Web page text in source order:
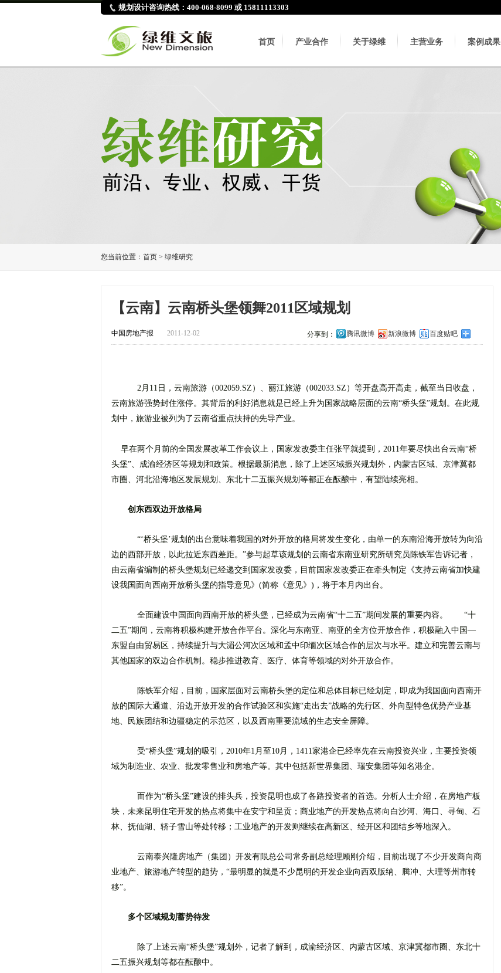
规划设计咨询热线：400-068-8099 或 15811113303
首页 产业合作 关于绿维 主营业务 案例成果
您当前位置： 首页 > 绿维研究
【云南】云南桥头堡领舞2011区域规划
中国房地产报 2011-12-02 分享到： 腾讯微博 新浪微博 百度贴吧
2月11日，云南旅游（002059.SZ）、丽江旅游（002033.SZ）等开盘高开高走，截至当日收盘，
云南旅游强势封住涨停。其背后的利好消息就是已经上升为国家战略层面的云南“桥头堡”规划。在此规
划中，旅游业被列为了云南省重点扶持的先导产业。
早在两个月前的全国发展改革工作会议上，国家发改委主任张平就提到，2011年要尽快出台云南“桥
头堡”、成渝经济区等规划和政策。根据最新消息，除了上述区域振兴规划外，内蒙古区域、京津冀都
市圈、河北沿海地区发展规划、东北十二五振兴规划等都正在酝酿中，有望陆续亮相。
创东西双边开放格局
“‘桥头堡’规划的出台意味着我国的对外开放的格局将发生变化，由单一的东南沿海开放转为向沿
边的西部开放，以此拉近东西差距。”参与起草该规划的云南省东南亚研究所研究员陈铁军告诉记者，
由云南省编制的桥头堡规划已经递交到国家发改委，目前国家发改委正在牵头制定《支持云南省加快建
设我国面向西南开放桥头堡的指导意见》(简称《意见》)，将于本月内出台。
全面建设中国面向西南开放的桥头堡，已经成为云南省“十二五”期间发展的重要内容。 “十
二五”期间，云南将积极构建开放合作平台。深化与东南亚、南亚的全方位开放合作，积极融入中国―
东盟自由贸易区，持续提升与大湄公河次区域和孟中印缅次区域合作的层次与水平。建立和完善云南与
其他国家的双边合作机制。稳步推进教育、医疗、体育等领域的对外开放合作。
陈铁军介绍，目前，国家层面对云南桥头堡的定位和总体目标已经划定，即成为我国面向西南开
放的国际大通道、沿边开放开发的合作试验区和实施“走出去”战略的先行区、外向型特色优势产业基
地、民族团结和边疆稳定的示范区，以及西南重要流域的生态安全屏障。
受“桥头堡”规划的吸引，2010年1月至10月，1411家港企已经率先在云南投资兴业，主要投资领
域为制造业、农业、批发零售业和房地产等。其中包括新世界集团、瑞安集团等知名港企。
而作为“桥头堡”建设的排头兵，投资昆明也成了各路投资者的首选。分析人士介绍，在房地产板
块，未来昆明住宅开发的热点将集中在安宁和呈贡；商业地产的开发热点将向白沙河、海口、寻甸、石
林、抚仙湖、轿子雪山等处转移；工业地产的开发则继续在高新区、经开区和团结乡等地深入。
云南泰兴隆房地产（集团）开发有限总公司常务副总经理顾刚介绍，目前出现了不少开发商向商
业地产、旅游地产转型的趋势，“最明显的就是不少昆明的开发企业向西双版纳、腾冲、大理等州市转
移”。
多个区域规划蓄势待发
除了上述云南“桥头堡”规划外，记者了解到，成渝经济区、内蒙古区域、京津冀都市圈、东北十
二五振兴规划等都在酝酿中。